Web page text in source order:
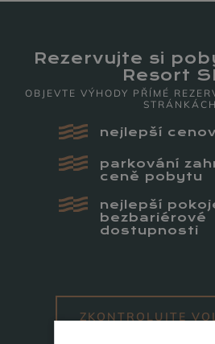
Rezervujte si
Resort
OBJEVTE VÝHODY PŘÍMÉ
STRÁNKÁCH
nejlepší
parkování
ceně pobytu
nejlepší
bezbariérové
dostupnosti
ZKONTROLUJTE